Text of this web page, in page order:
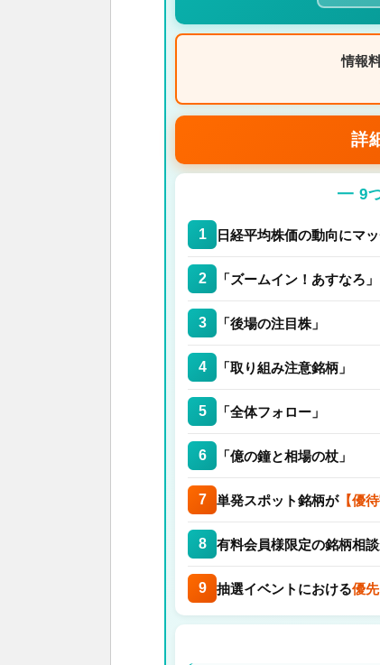
情報
詳
━ 9
1 日経平均株価の動向にマ
2 「ズームイン！あすなろ」
3 「後場の注目株」
4 「取り組み注意銘柄」
5 「全体フォロー」
6 「億の鐘と相場の杖」
7 単発スポット銘柄が【優待
8 有料会員様限定の銘柄相
9 抽選イベントにおける優